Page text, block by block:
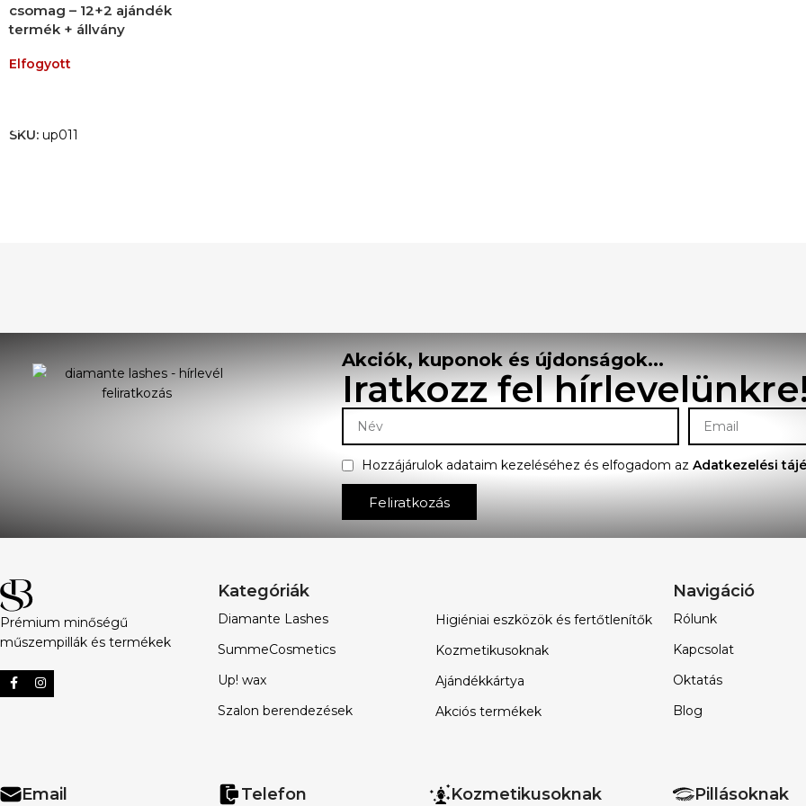
csomag – 12+2 ajándék
termék + állvány
Elfogyott
SKU: up011
Akciók, kuponok és újdonságok...
Iratkozz fel
Hozzájárulok adataim kezeléséhez és elfogadom azAdatkezelési
Feliratkozás
Prémium minőségű
műszempillák és termékek
Kategóriák
Diamante Lashes
SummeCosmetics
Up! wax
Szalon berendezések
Higiéniai eszközök és fertőtlenítők
Kozmetikusoknak
Ajándékkártya
Akciós termékek
Navigáció
Rólunk
Kapcsolat
Oktatás
Blog
Email Telefon Kozmetikusoknak Pillásoknak